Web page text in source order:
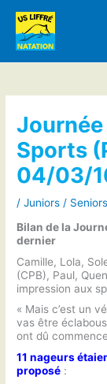
contenu
Journée
Sports
04/03/
/Juniors / Seniors
Bilan de la
dernier
Camille, Lola,
(CPB), Paul,
impression aux
« Mais c’est un
vas être
ont dû
11 nageurs
proposé :